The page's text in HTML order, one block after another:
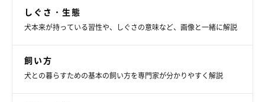
しぐさ・生態
犬本来が持っている習性や、しぐさの意味など、画像と一緒に解説
飼い方
犬との暮らすための基本の飼い方を専門家が分かりやすく解説